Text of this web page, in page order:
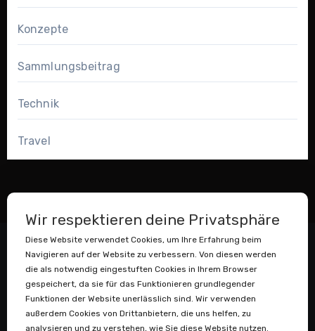
Konzepte
Sammlungsbeitrag
Technik
Travel
Wir respektieren deine Privatsphäre
Diese Website verwendet Cookies, um Ihre Erfahrung beim
Navigieren auf der Website zu verbessern. Von diesen werden
die als notwendig eingestuften Cookies in Ihrem Browser
gespeichert, da sie für das Funktionieren grundlegender
Funktionen der Website unerlässlich sind. Wir verwenden
außerdem Cookies von Drittanbietern, die uns helfen, zu
analysieren und zu verstehen, wie Sie diese Website nutzen.